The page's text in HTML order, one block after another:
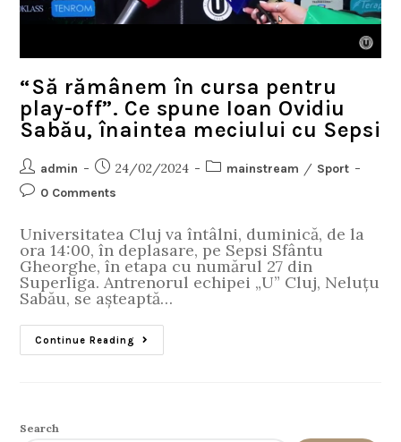
“Să rămânem în cursa pentru
play-off”. Ce spune Ioan Ovidiu
Sabău, înaintea meciului cu Sepsi
admin 24/02/2024 mainstream / Sport
0 Comments
Universitatea Cluj va întâlni, duminică, de la
ora 14:00, în deplasare, pe Sepsi Sfântu
Gheorghe, în etapa cu numărul 27 din
Superliga. Antrenorul echipei „U” Cluj, Neluțu
Sabău, se așteaptă…
Continue Reading
Search